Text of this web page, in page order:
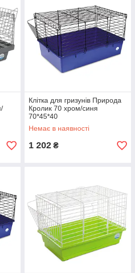
Клітка для гризунів Природа
Кролик 70 хром/синя
70*45*40
Немає в наявності
1 202 ₴